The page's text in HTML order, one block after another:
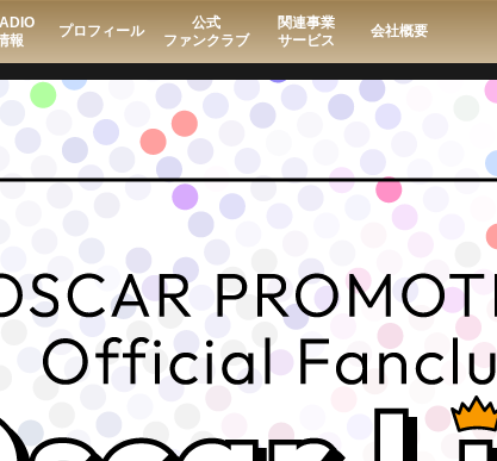
報
プロフィール
公式
ファンクラブ
関連事業
サービス
会社概要